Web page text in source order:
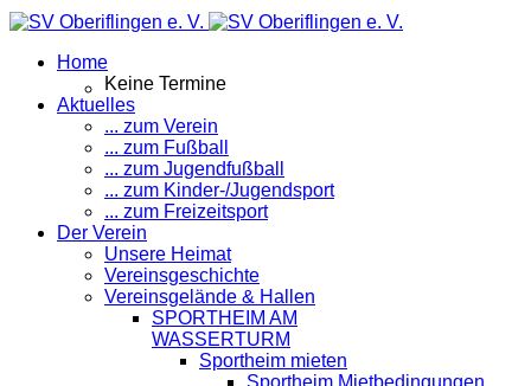
Home
Keine Termine
Aktuelles
... zum Verein
... zum Fußball
... zum Jugendfußball
... zum Kinder-/Jugendsport
... zum Freizeitsport
Der Verein
Unsere Heimat
Vereinsgeschichte
Vereinsgelände & Hallen
SPORTHEIM AM
WASSERTURM
Sportheim mieten
Sportheim Mietbedingungen